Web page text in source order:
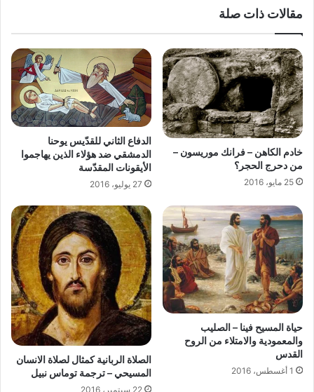
مقالات ذات صلة
خادم الكاهن – فرانك موريسون –
من دحرج الحجر؟
25 مايو، 2016
الدفاع الثاني للقدّيس يوحنا
الدمشقي ضد هؤلاء الذين يهاجموا
الأيقونات المقدّسة
27 يوليو، 2016
حياة المسيح فينا – الصليب
والمعمودية والامتلاء من الروح
القدس
1 أغسطس، 2016
الصلاة الربانية كمثال لصلاة الانسان
المسيحي – ترجمة توماس نبيل
22 سبتمبر، 2016